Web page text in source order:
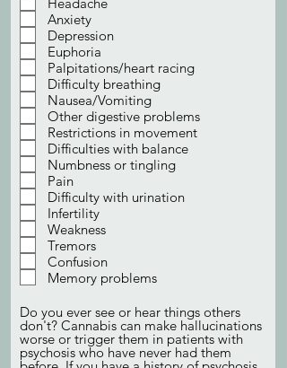
Anxiety
Depression
Euphoria
Palpitations/heart racing
Difficulty breathing
Nausea/Vomiting
Other digestive problems
Restrictions in movement
Difficulties with balance
Numbness or tingling
Pain
Difficulty with urination
Infertility
Weakness
Tremors
Confusion
Memory problems
Do you ever see or hear things others
don't? Cannabis can make hallucinations
worse or trigger them in patients with
psychosis who have never had them